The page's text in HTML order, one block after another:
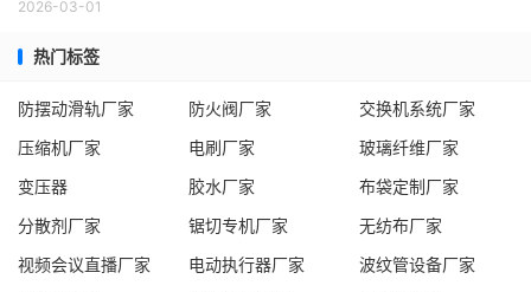
2026-03-01
热门标签
防摆动滑轨厂家 防火阀厂家
交换机系统厂家
压缩机厂家
电刷厂家
玻璃纤维厂家
变压器
胶水厂家
布袋定制厂家
分散剂厂家
锯切专机厂家
无纺布厂家
视频会议直播厂家
电动执行器厂家
波纹管设备厂家